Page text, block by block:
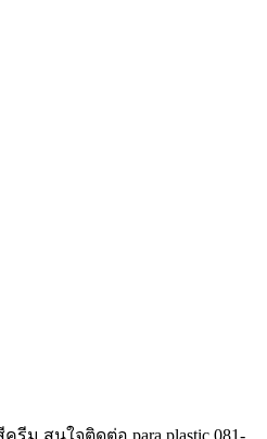
รีม สนใจติดต่อ para plastic 081-